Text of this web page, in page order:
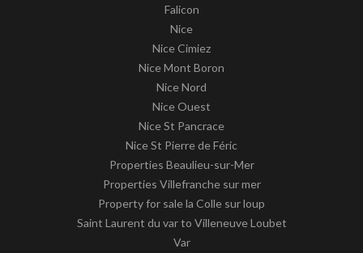
Falicon
Nice
Nice Cimiez
Nice Mont Boron
Nice Nord
Nice Ouest
Nice St Pancrace
Nice St Pierre de Féric
Properties Beaulieu-sur-Mer
Properties Villefranche sur mer
Property for sale la Colle sur loup
Saint Laurent du var to Villeneuve Loubet
Var